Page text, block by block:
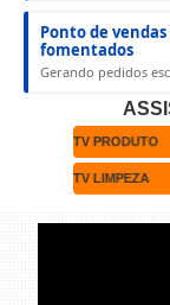
Ponto de vendas
fomentados
Gerando pedidos
TV PRODUTO
TV LIMPEZA